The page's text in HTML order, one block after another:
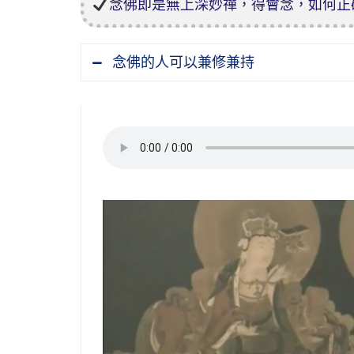
念佛即是無上深妙禪，得會念，如何
念佛的人可以兼修兼持